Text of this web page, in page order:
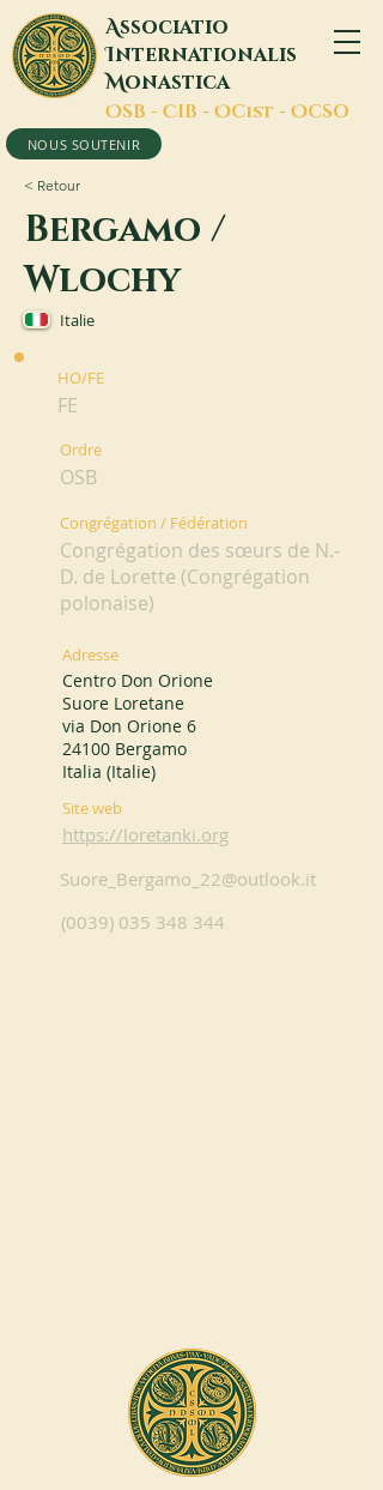
Associatio
Internationalis
Monastica
OSB - CIB - OCist - OCSO
NOUS SOUTENIR
< Retour
Bergamo /
Wlochy
Italie
HO/FE
FE
Ordre
OSB
Congrégation / Fédération
Congrégation des sœurs de N.-
D. de Lorette (Congrégation
polonaise)
Adresse
Centro Don Orione
Suore Loretane
via Don Orione 6
24100 Bergamo
Italia (Italie)
Site web
https://loretanki.org
Suore_Bergamo_22@outlook.it
(0039) 035 348 344